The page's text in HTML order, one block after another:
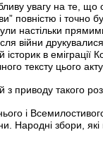
увагу на те, що
повністю і точно
настільки
війни друкувалися
історик в
тексту цього
приводу такого
і
Народні збори,